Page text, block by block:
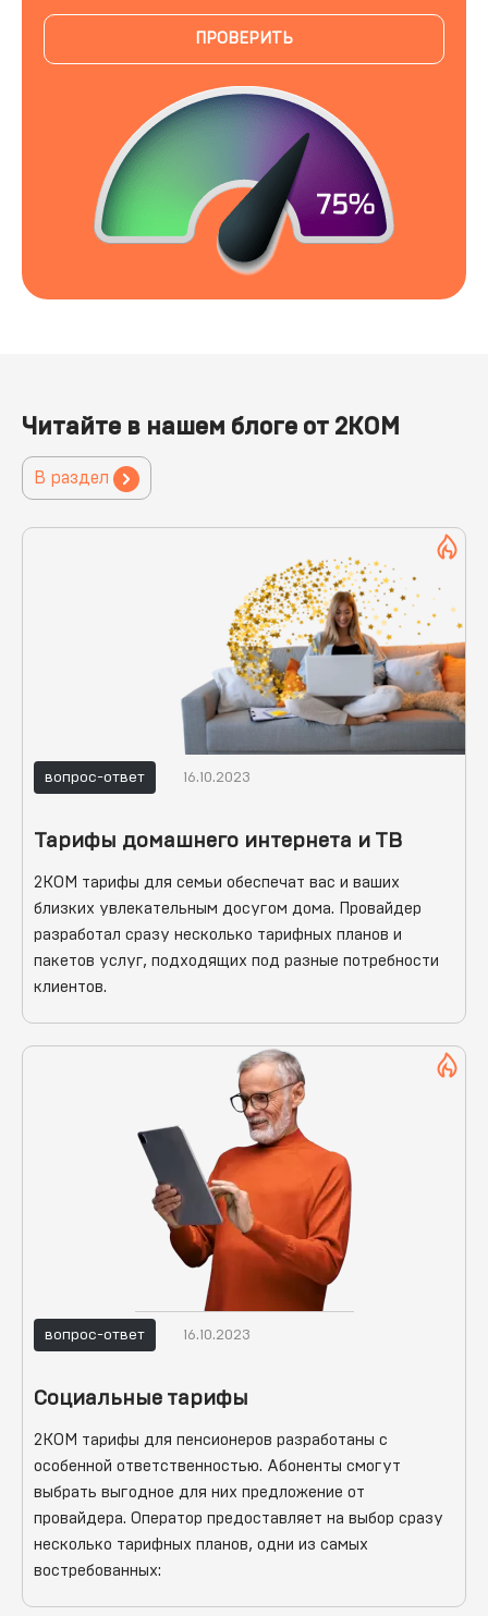
ПРОВЕРИТЬ
Читайте в нашем блоге от 2КОМ
В раздел
вопрос-ответ 16.10.2023
Тарифы домашнего интернета и ТВ
2КОМ тарифы для семьи обеспечат вас и ваших
близких увлекательным досугом дома. Провайдер
разработал сразу несколько тарифных планов и
пакетов услуг, подходящих под разные потребности
клиентов.
вопрос-ответ 16.10.2023
Социальные тарифы
2КОМ тарифы для пенсионеров разработаны с
особенной ответственностью. Абоненты смогут
выбрать выгодное для них предложение от
провайдера. Оператор предоставляет на выбор сразу
несколько тарифных планов, одни из самых
востребованных: